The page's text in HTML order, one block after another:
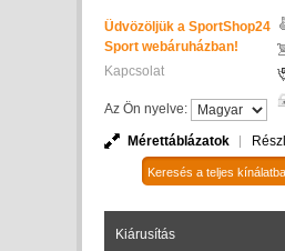
Üdvözöljük a SportShop24
Sport webáruházban!
Kapcsolat
Az Ön nyelve:
Mérettáblázatok
Kiárusítás